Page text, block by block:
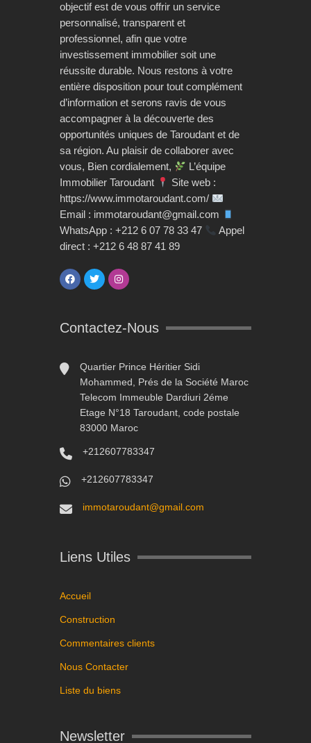
objectif est de vous offrir un service
personnalisé, transparent et
professionnel, afin que votre
investissement immobilier soit une
réussite durable. Nous restons à votre
entière disposition pour tout complément
d’information et serons ravis de vous
accompagner à la découverte des
opportunités uniques de Taroudant et de
sa région. Au plaisir de collaborer avec
vous, Bien cordialement,
L’équipe
Immobilier Taroudant
Site web :
https://www.immotaroudant.com/
Email : immotaroudant@gmail.com
WhatsApp : +212 6 07 78 33 47
Appel
direct : +212 6 48 87 41 89
Contactez-Nous
Quartier Prince Héritier Sidi
Mohammed, Prés de la Société Maroc
Telecom Immeuble Dardiuri 2éme
Etage N°18 Taroudant, code postale
83000 Maroc
+212607783347
+212607783347
immotaroudant@gmail.com
Liens Utiles
Accueil
Construction
Commentaires clients
Nous Contacter
Liste du biens
Newsletter